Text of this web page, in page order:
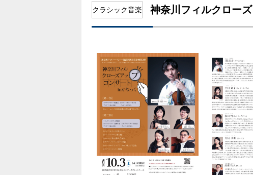
クラシック音楽 神奈川フィルクロー